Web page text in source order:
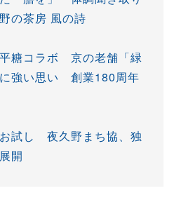
の茶房 風の詩
糖コラボ 京の老舗「緑
強い思い 創業180周年
試し 夜久野まち協、独
開